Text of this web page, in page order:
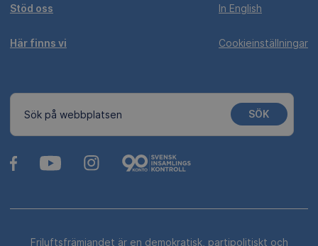
Stöd oss
Här finns vi
In English
Cookieinställningar
Sök på webbplatsen SÖK
Friluftsfrämjandet är en demokratisk, partipolitiskt och